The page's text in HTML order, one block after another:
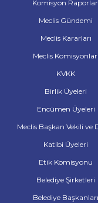
Komisyon
Meclis Gündemi
Meclis Kararları
Meclis Komisyonları
KVKK
Birlik Üyeleri
Encümen Üyeleri
Meclis Başkan Vekili ve
Katibi Üyeleri
Etik Komisyonu
Belediye Şirketleri
Belediye Başkanları